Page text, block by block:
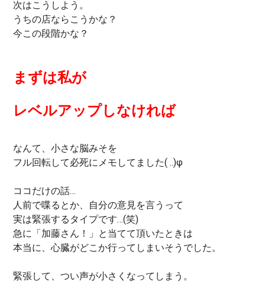
次はこうしよう。
うちの店ならこうかな？
今この段階かな？
まずは私が
レベルアップしなければ
なんて、小さな脳みそを
フル回転して必死にメモしてました( ..)φ
ココだけの話…
人前で喋るとか、自分の意見を言うって
実は緊張するタイプです…(笑)
急に「加藤さん！」と当てて頂いたときは
本当に、心臓がどこか行ってしまいそうでした。
緊張して、つい声が小さくなってしまう。